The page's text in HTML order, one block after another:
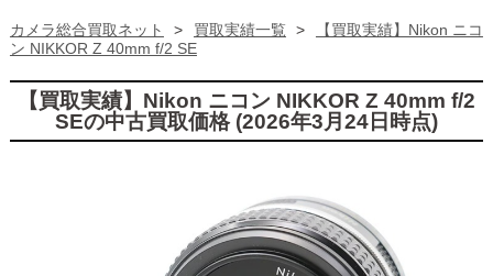
カメラ総合買取ネット > 買取実績一覧 >
【買取実績】Nikon ニコ
ン NIKKOR Z 40mm f/2 SE
【買取実績】Nikon ニコン NIKKOR Z 40mm f/2
SEの中古買取価格 (2026年3月24日時点)